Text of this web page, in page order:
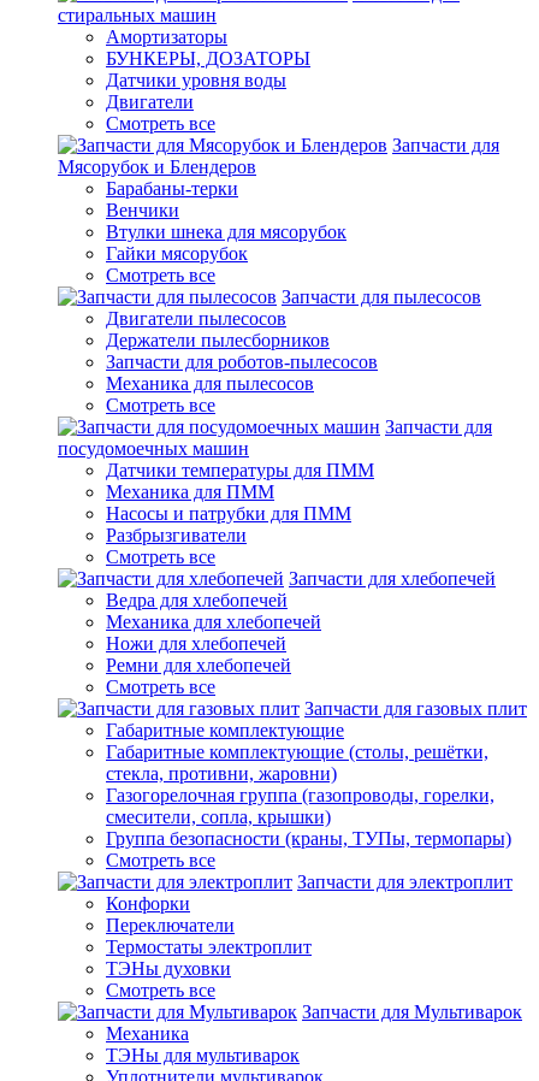
стиральных машин
Амортизаторы
БУНКЕРЫ, ДОЗАТОРЫ
Датчики уровня воды
Двигатели
Смотреть все
Запчасти для
Мясорубок и Блендеров
Барабаны-терки
Венчики
Втулки шнека для мясорубок
Гайки мясорубок
Смотреть все
Запчасти для пылесосов
Двигатели пылесосов
Держатели пылесборников
Запчасти для роботов-пылесосов
Механика для пылесосов
Смотреть все
Запчасти для
посудомоечных машин
Датчики температуры для ПММ
Механика для ПММ
Насосы и патрубки для ПММ
Разбрызгиватели
Смотреть все
Запчасти для хлебопечей
Ведра для хлебопечей
Механика для хлебопечей
Ножи для хлебопечей
Ремни для хлебопечей
Смотреть все
Запчасти для газовых плит
Габаритные комплектующие
Габаритные комплектующие (столы, решётки,
стекла, противни, жаровни)
Газогорелочная группа (газопроводы, горелки,
смесители, сопла, крышки)
Группа безопасности (краны, ТУПы, термопары)
Смотреть все
Запчасти для электроплит
Конфорки
Переключатели
Термостаты электроплит
ТЭНы духовки
Смотреть все
Запчасти для Мультиварок
Механика
ТЭНы для мультиварок
Уплотнители мультиварок